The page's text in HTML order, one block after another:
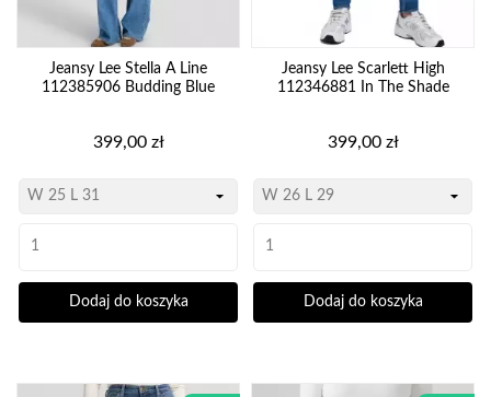
Jeansy Lee Stella A Line
112385906 Budding Blue
Cena
399,00 zł
Dodaj do koszyka
Jeansy Lee Scarlett High
112346881 In The Shade
Cena
399,00 zł
Dodaj do koszyka